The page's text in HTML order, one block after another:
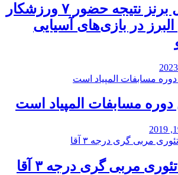
۲ مدال برنز نتیجه حضور ۷ ورزشکار
البرز در بازی‌های آسیایی
دوره مسابفات المپیاد است
مربی گری درجه ۳ آقا